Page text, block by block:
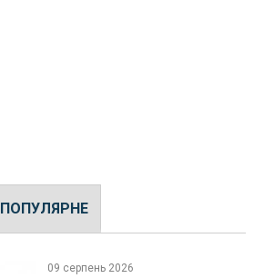
ПОПУЛЯРНЕ
09 серпень 2026